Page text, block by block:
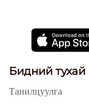
Бидний тухай
Танилцуулга